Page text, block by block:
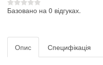
Базовано на 0 відгуках.
Опис Специфікація